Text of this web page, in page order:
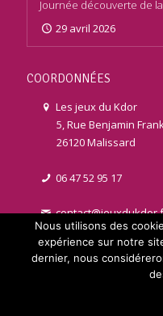
Journée découverte de
29 avril 2026
COORDONNÉES
Les jeux du Kdor
5, Rue Benjamin
26120 Malissard
06 47 52 95 17
© 2021 jeuxdukdor.fr |
Nous utilisons des
expérience sur notre
dernier, nous